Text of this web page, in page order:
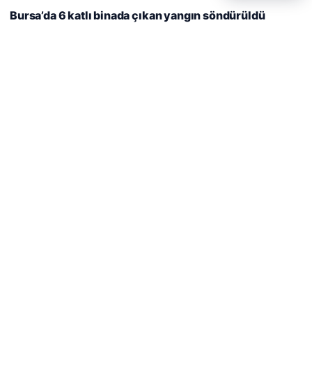
Reddet Kabul Et
Bursa’da 6 katlı binada çıkan yangın söndürüldü